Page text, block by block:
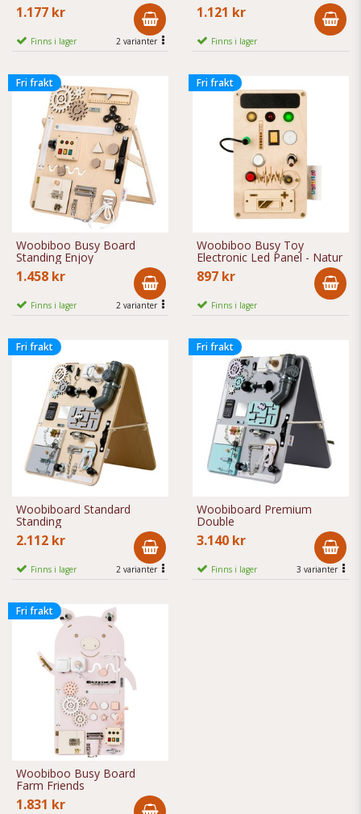
1.177 kr
Finns i lager 2 varianter
Bohema
1.121 kr
Finns i lager
Fri frakt
Woobiboo Busy Board
Standing Enjoy
1.458 kr
Finns i lager 2 varianter
Fri frakt
Woobiboo Busy Toy
Electronic Led Panel - Natur
897 kr
Finns i lager
Fri frakt
Woobiboard Standard
Standing
2.112 kr
Finns i lager 2 varianter
Fri frakt
Woobiboard Premium
Double
3.140 kr
Finns i lager 3 varianter
Fri frakt
Woobiboo Busy Board
Farm Friends
1.831 kr